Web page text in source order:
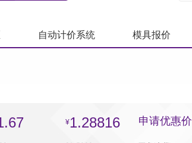
自动计价系统 模具报价
¥1.28816 申请优惠价